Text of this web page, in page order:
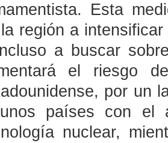
Esta
región a
a buscar
el riesgo
por un
países con el
nuclear,